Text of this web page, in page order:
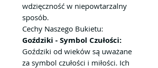
wdzięczność w niepowtarzalny
sposób.
Cechy Naszego Bukietu:
Goździki - Symbol Czułości:
Goździki od wieków są uważane
za symbol czułości i miłości. Ich